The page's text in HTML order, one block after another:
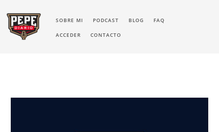
SOBRE MI PODCAST BLOG FAQ
ACCEDER CONTACTO